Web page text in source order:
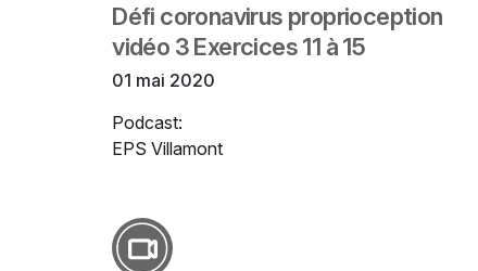
Défi coronavirus proprioception
vidéo 3 Exercices 11 à 15
01 mai 2020
Podcast:
EPS Villamont